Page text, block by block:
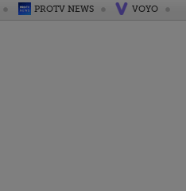
PROTV NEWS VOYO